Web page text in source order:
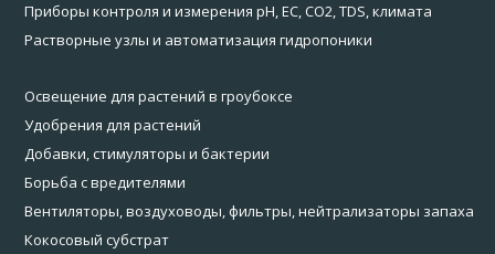
Приборы контроля и измерения pH, EC, CO2, TDS, климата
Растворные узлы и автоматизация гидропоники
Освещение для растений в гроубоксе
Удобрения для растений
Добавки, стимуляторы и бактерии
Борьба с вредителями
Вентиляторы, воздуховоды, фильтры, нейтрализаторы запаха
Кокосовый субстрат